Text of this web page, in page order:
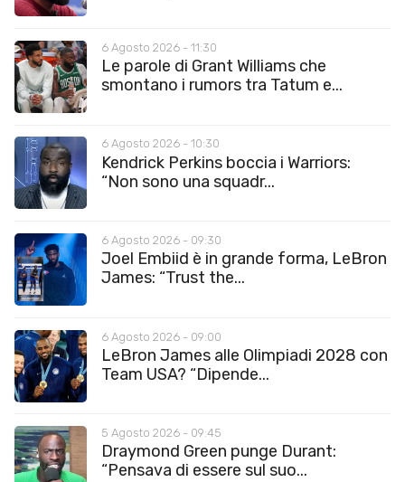
6 Agosto 2026 - 11:30
Le parole di Grant Williams che
smontano i rumors tra Tatum e...
6 Agosto 2026 - 10:30
Kendrick Perkins boccia i Warriors:
“Non sono una squadr...
6 Agosto 2026 - 09:30
Joel Embiid è in grande forma, LeBron
James: “Trust the...
6 Agosto 2026 - 09:00
LeBron James alle Olimpiadi 2028 con
Team USA? “Dipende...
5 Agosto 2026 - 09:45
Draymond Green punge Durant:
“Pensava di essere sul suo...